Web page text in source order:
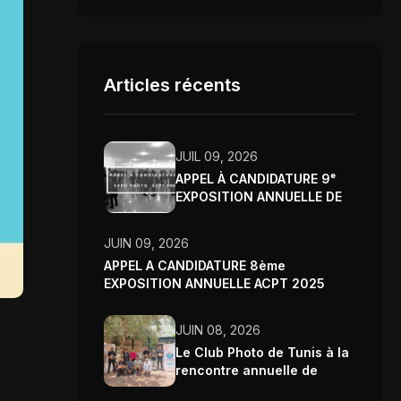
Articles récents
JUIL 09, 2026
APPEL À CANDIDATURE 9ᵉ
EXPOSITION ANNUELLE DE
JUIN 09, 2026
APPEL A CANDIDATURE 8ème
EXPOSITION ANNUELLE ACPT 2025
JUIN 08, 2026
Le Club Photo de Tunis à la
rencontre annuelle de